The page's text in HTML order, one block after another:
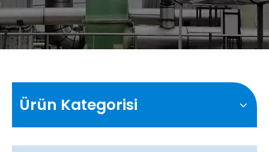
Ürün Kategorisi